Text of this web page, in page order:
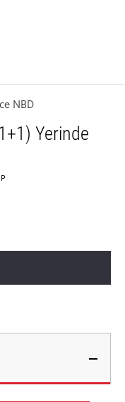
NBD
Yerinde